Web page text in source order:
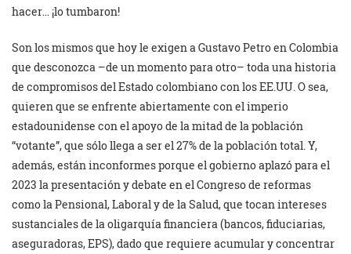
hacer… ¡lo tumbaron!
Son los mismos que hoy le exigen a Gustavo Petro en Colombia
que desconozca –de un momento para otro– toda una historia
de compromisos del Estado colombiano con los EE.UU. O sea,
quieren que se enfrente abiertamente con el imperio
estadounidense con el apoyo de la mitad de la población
“votante”, que sólo llega a ser el 27% de la población total. Y,
además, están inconformes porque el gobierno aplazó para el
2023 la presentación y debate en el Congreso de reformas
como la Pensional, Laboral y de la Salud, que tocan intereses
sustanciales de la oligarquía financiera (bancos, fiduciarias,
aseguradoras, EPS), dado que requiere acumular y concentrar